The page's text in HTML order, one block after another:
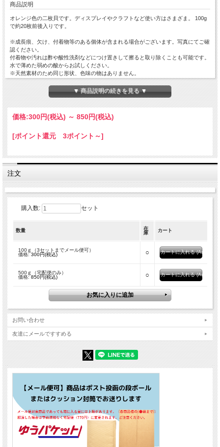
商品説明
オレンジ色の二枚貝です。ディスプレイやクラフトなど使い方はさまざま。 100g
で約20枚前後入りです。
※成長痕、欠け、付着物等のある個体が含まれる場合がございます。写真にてご確
認ください。
付着物や汚れは酢や酸性洗剤などにつけ置きして擦ると取り除くことも可能です。
水で薄めた弱めの酸からお試しください。
※天然素材のため同じ形状、色味の物はありません。
※模様や色味については当店のお任せになります。
☆ひとことメモ☆ 和名：ツヅレキンチャクガイ 学名：Comptopallium vexillum生息
地：フィリピン以南、インド・太平洋
≪5kg≫大口特価はこちら ※専用のパスワードが必要です
▼ 商品説明の続きを見る ▼
価格:300円(税込) ～ 850円(税込)
[ポイント還元 3ポイント～]
注文
購入数: セット
数量
在
庫
カート
100ｇ（3セットまでメール便可）
価格:300円(税込) ○
500ｇ（宅配便のみ）
価格:850円(税込) ○
お問い合わせ
友達にメールですすめる